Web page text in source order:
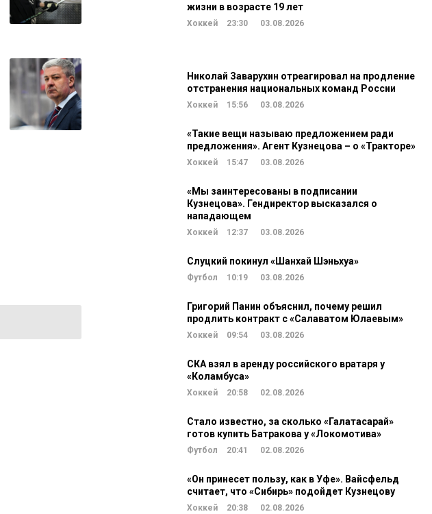
жизни в возрасте 19 лет
Хоккей 23:30 03.08.2026
Николай Заварухин отреагировал на продление
отстранения национальных команд России
Хоккей 15:56 03.08.2026
«Такие вещи называю предложением ради
предложения». Агент Кузнецова – о «Тракторе»
Хоккей 15:47 03.08.2026
«Мы заинтересованы в подписании
Кузнецова». Гендиректор высказался о
нападающем
Хоккей 12:37 03.08.2026
Слуцкий покинул «Шанхай Шэньхуа»
Футбол 10:19 03.08.2026
Григорий Панин объяснил, почему решил
продлить контракт с «Салаватом Юлаевым»
Хоккей 09:54 03.08.2026
СКА взял в аренду российского вратаря у
«Коламбуса»
Хоккей 20:58 02.08.2026
Стало известно, за сколько «Галатасарай»
готов купить Батракова у «Локомотива»
Футбол 20:41 02.08.2026
«Он принесет пользу, как в Уфе». Вайсфельд
считает, что «Сибирь» подойдет Кузнецову
Хоккей 20:38 02.08.2026